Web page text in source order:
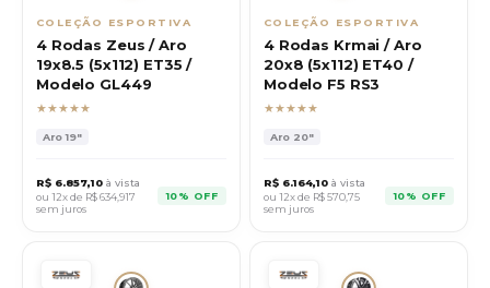
COLEÇÃO ESPORTIVA
4 Rodas Zeus / Aro
19x8.5 (5x112) ET35 /
Modelo GL449
★★★★★
Aro19"
R$ 6.857,10 à vista
ou 12x de R$634,917
sem juros
10% OFF
COLEÇÃO ESPORTIVA
4 Rodas Krmai / Aro
20x8 (5x112) ET40 /
Modelo F5 RS3
★★★★★
Aro 20"
R$ 6.164,10 à vista
ou 12x de R$570,75
sem juros
10% OFF